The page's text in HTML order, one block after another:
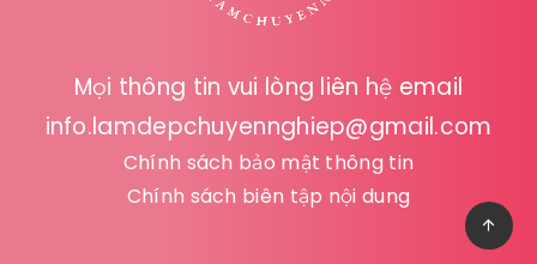
Mọi thông tin vui lòng liên hệ email
info.lamdepchuyennghiep@gmail.com
Chính sách bảo mật thông tin
Chính sách biên tập nội dung